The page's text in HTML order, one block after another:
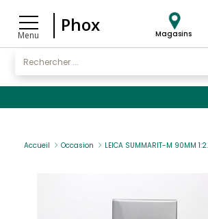
Menu
Phox Magasins
Accueil Occasion LEICA SUMMARIT-M 90MM